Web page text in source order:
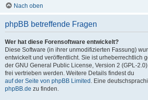
Nach oben
phpBB betreffende Fragen
Wer hat diese Forensoftware entwickelt?
Diese Software (in ihrer unmodifizierten Fassung)
entwickelt und veröffentlicht. Sie ist urheberrechtlich
der GNU General Public License, Version 2 (GPL-
frei vertrieben werden. Weitere Details findest du
auf der Seite von phpBB Limited . Eine
phpBB.de zu finden.